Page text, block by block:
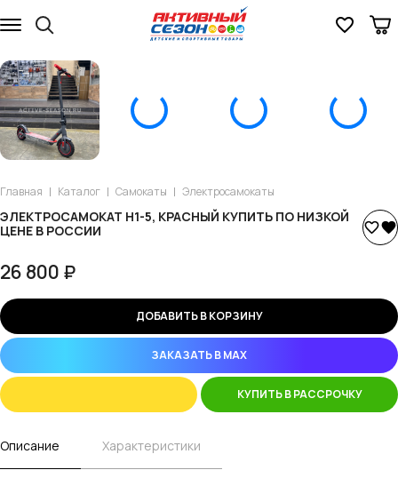
Главная Каталог Самокаты Электросамокаты
ЭЛЕКТРОСАМОКАТ H1-5, КРАСНЫЙ КУПИТЬ ПО НИЗКОЙ
ЦЕНЕ В РОССИИ
26 800 ₽
ДОБАВИТЬ В КОРЗИНУ
ЗАКАЗАТЬ В MAX
КУПИТЬ В РАССРОЧКУ
Описание Характеристики